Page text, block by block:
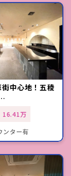
中心地！五稜
16.41万
ンター有